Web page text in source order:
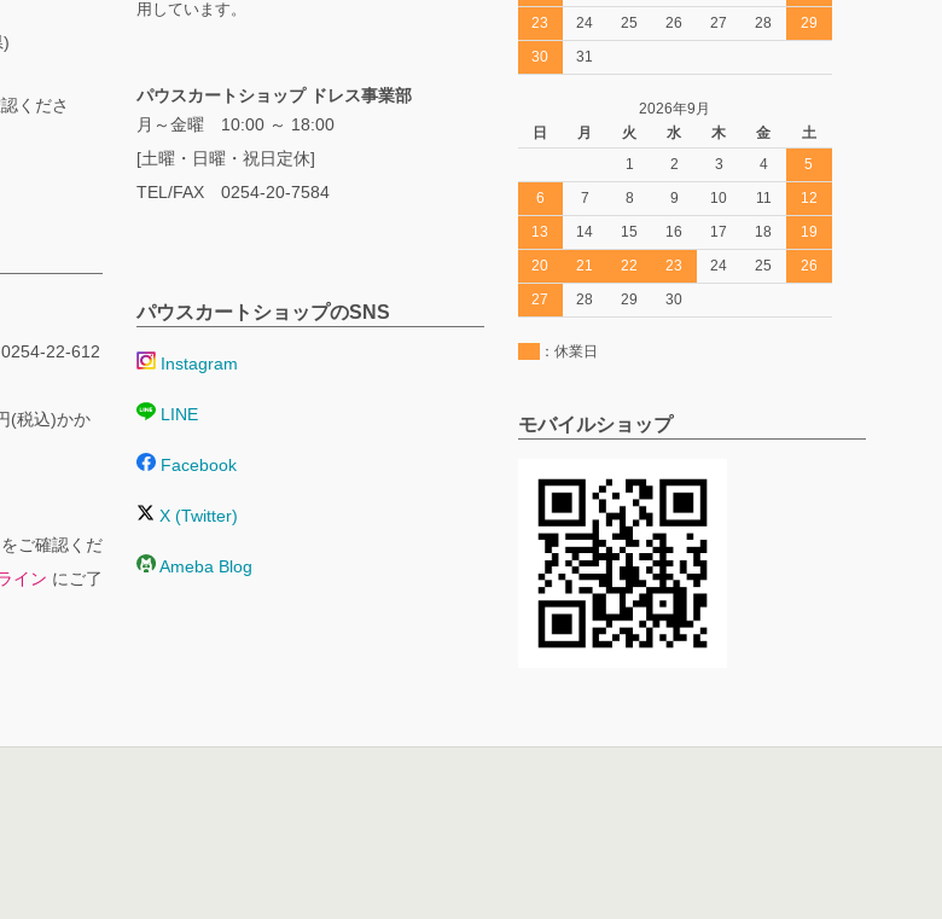
)
くださ
用しています。
パウスカートショップ ドレス事業部
月～金曜 10:00 ～ 18:00
[土曜・日曜・祝日定休]
TEL/FAX 0254-20-7584
23
24 25 26 27 28
29
30
31
2026年9月
日
月 火 水 木 金
土
1
2 3 4
5
6
7 8 9 10 11
12
13
14 15 16 17 18
19
20
21 22 23 24 25
26
27
28 29 30
：休業日
22-612
(税込)かか
をご確認くだ
イン にご了
パウスカートショップのSNS
Instagram
LINE
Facebook
X (Twitter)
Ameba Blog
モバイルショップ